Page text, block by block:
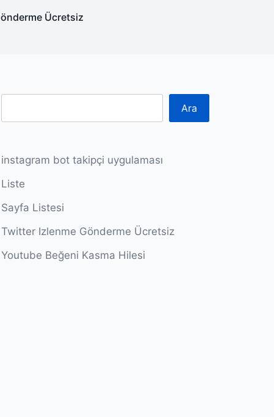
Ücretsiz
Ara
instagram bot takipçi uygulaması
Liste
Sayfa Listesi
Twitter Izlenme Gönderme Ücretsiz
Youtube Beğeni Kasma Hilesi